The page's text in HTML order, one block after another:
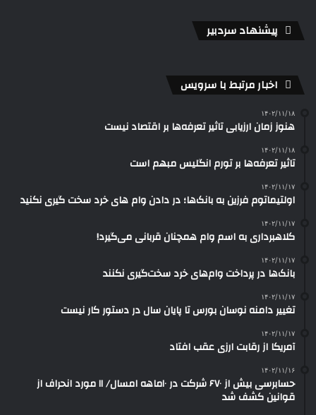
پیشنهاد سردبیر
اخبار مرتبط با سرویس
۱۴۰۲/۱۱/۱۸
هنوز زمان ارزیابی تاثیر تعرفه‌ها بر اقتصاد نیست
۱۴۰۲/۱۱/۱۸
تاثیر تعرفه‎‌ها بر تورم انگلیس مبهم است
۱۴۰۲/۱۱/۱۷
اولتیماتوم فرزین به بانک‌ها؛ در دادن وام های خرد سخت گیری نکنید
۱۴۰۲/۱۱/۱۷
کلاهبرداری به اسم وام‌ همچنان قربانی می‌گیرد!
۱۴۰۲/۱۱/۱۷
بانک‌ها در پرداخت وام‌های خرد سخت‌گیری نکنند
۱۴۰۲/۱۱/۱۷
تغییر دامنه نوسان بورس تا پایان سال در دستور کار نیست
۱۴۰۲/۱۱/۱۷
آمریکا از رقابت ارزی عقب افتاد
۱۴۰۲/۱۱/۱۶
حسابرسی بیش از ۶۷۰ شرکت در ۱۰ماهه امسال/ ۱۱ مورد انحراف از
قوانین کشف شد